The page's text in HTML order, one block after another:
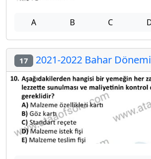
A B C
17 2021-2022 Bahar Dönemi